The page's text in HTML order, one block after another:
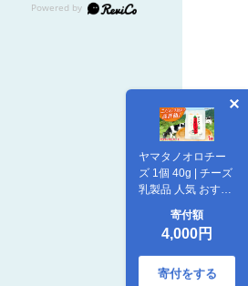
ヤマタノオロチー
ズ 1個 40g | チーズ
乳製品 人気 おすす
次乳業有限会社
[AIBH020]
寄付額
4,000円
寄付をする